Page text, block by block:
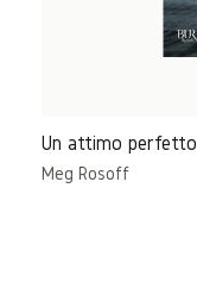
Un attimo perfetto
Meg Rosoff